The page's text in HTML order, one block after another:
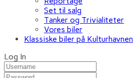
Set til salg
Tanker og Trivialiteter
Vores biler
Klassiske biler på Kulturhavnen
Log In